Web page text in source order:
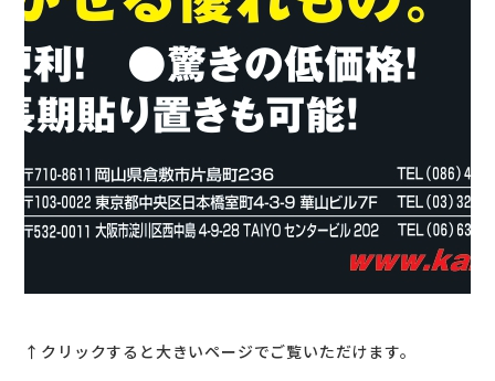
↑クリックすると大きいページでご覧いただけます。